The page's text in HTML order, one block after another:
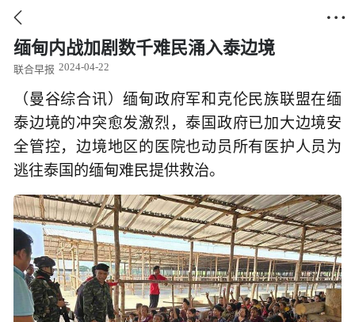
 
缅甸内战加剧数千难民涌入泰边境
联合早报 2024-04-22
（曼谷综合讯）缅甸政府军和克伦民族联盟在缅
泰边境的冲突愈发激烈，泰国政府已加大边境安
全管控，边境地区的医院也动员所有医护人员为
逃往泰国的缅甸难民提供救治。